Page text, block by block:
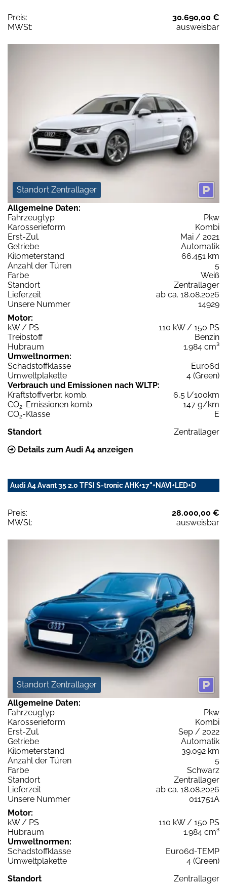
Preis:
30.690,00 €
MWSt:
ausweisbar
Standort Zentrallager
Allgemeine Daten:
Fahrzeugtyp
Pkw
Karosserieform
Kombi
Erst-Zul.
Mai / 2021
Getriebe
Automatik
Kilometerstand
66.451 km
Anzahl der Türen
5
Farbe
Weiß
Standort
Zentrallager
Lieferzeit
ab ca. 18.08.2026
Unsere Nummer
14929
Motor:
kW / PS
110 kW / 150 PS
Treibstoff
Benzin
Hubraum
1.984 cm³
Umweltnormen:
Schadstoffklasse
Euro6d
Umweltplakette
4 (Green)
Verbrauch und Emissionen nach WLTP:
Kraftstoffverbr. komb.
6,5 l/100km
CO2-Emissionen komb.
147 g/km
CO2-Klasse
E
Standort
Zentrallager
Details zum Audi A4 anzeigen
Audi A4 Avant 35 2.0 TFSI S-tronic AHK+17"+NAVI+LED+D
Preis:
28.000,00 €
MWSt:
ausweisbar
Standort Zentrallager
Allgemeine Daten:
Fahrzeugtyp
Pkw
Karosserieform
Kombi
Erst-Zul.
Sep / 2022
Getriebe
Automatik
Kilometerstand
39.092 km
Anzahl der Türen
5
Farbe
Schwarz
Standort
Zentrallager
Lieferzeit
ab ca. 18.08.2026
Unsere Nummer
011751A
Motor:
kW / PS
110 kW / 150 PS
Hubraum
1.984 cm³
Umweltnormen:
Schadstoffklasse
Euro6d-TEMP
Umweltplakette
4 (Green)
Standort
Zentrallager